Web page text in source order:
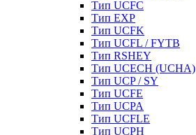
Тип UCFC
Тип EXP
Тип UCFK
Тип UCFL / FYTB
Тип RSHEY
Тип UCECH (UCHA)
Тип UCP / SY
Тип UCFE
Тип UCPA
Тип UCFLE
Тип UCPH